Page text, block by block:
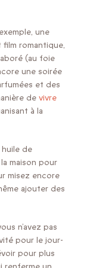
une
romantique,
(au foie
une soirée
et des
de vivre
à la
de
maison pour
misez encore
ajouter des
n’avez pas
pour le jour-
pour plus